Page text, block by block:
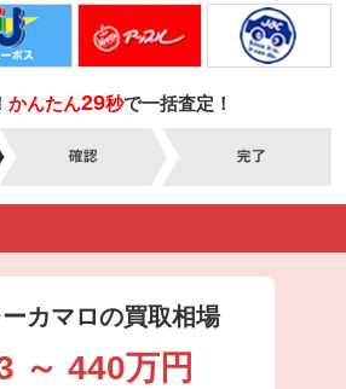
かんたん29秒で一括査定！
カマロの買取相場
～ 440万円